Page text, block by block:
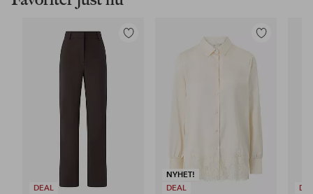
DEAL
Lägg
NYHET!
DEAL
Lägg
i